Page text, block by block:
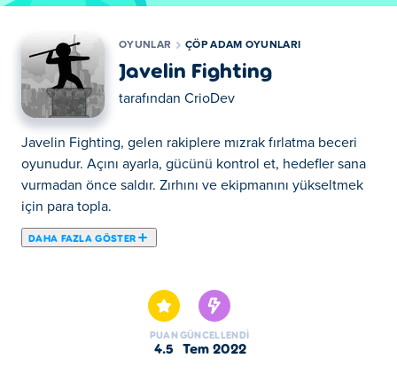
OYUNLAR ÇÖP ADAM OYUNLARI
Javelin Fighting
tarafından CrioDev
Javelin Fighting, gelen rakiplere mızrak fırlatma beceri
oyunudur. Açını ayarla, gücünü kontrol et, hedefler sana
vurmadan önce saldır. Zırhını ve ekipmanını yükseltmek
için para topla.
DAHA FAZLA GÖSTER
PUAN
4.5
GÜNCELLENDI
Tem 2022